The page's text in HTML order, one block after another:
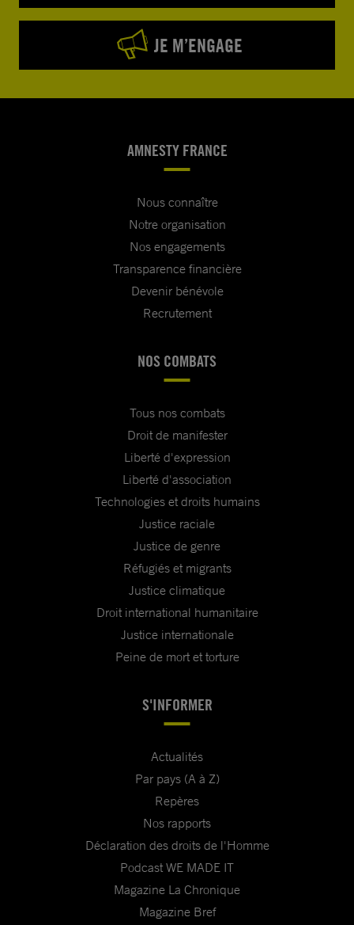
JE M’ENGAGE
AMNESTY FRANCE
Nous connaître
Notre organisation
Nos engagements
Transparence financière
Devenir bénévole
Recrutement
NOS COMBATS
Tous nos combats
Droit de manifester
Liberté d'expression
Liberté d'association
Technologies et droits humains
Justice raciale
Justice de genre
Réfugiés et migrants
Justice climatique
Droit international humanitaire
Justice internationale
Peine de mort et torture
S'INFORMER
Actualités
Par pays (A à Z)
Repères
Nos rapports
Déclaration des droits de l'Homme
Podcast WE MADE IT
Magazine La Chronique
Magazine Bref